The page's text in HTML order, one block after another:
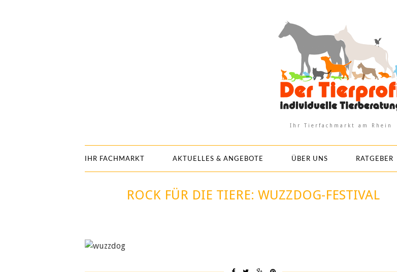
Ihr Tierfachmarkt am Rhein
IHR FACHMARKT AKTUELLES & ANGEBOTE ÜBER UNS RATGEBER
ROCK FÜR DIE TIERE: WUZZDOG-FESTIVAL